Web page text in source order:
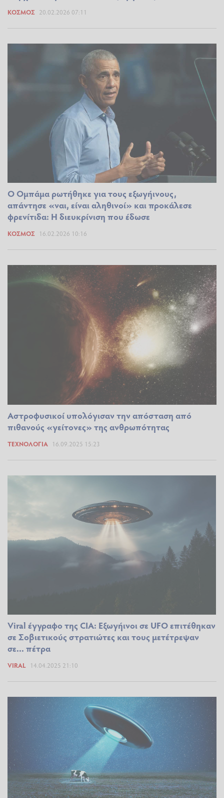
ΚΌΣΜΟΣ 20.02.2026 07:11
Ο Ομπάμα ρωτήθηκε για τους εξωγήινους,
απάντησε «ναι, είναι αληθινοί» και προκάλεσε
φρενίτιδα: Η διευκρίνιση που έδωσε
ΚΌΣΜΟΣ 16.02.2026 10:16
Αστροφυσικοί υπολόγισαν την απόσταση από
πιθανούς «γείτονες» της ανθρωπότητας
ΤΕΧΝΟΛΟΓΊΑ 16.09.2025 15:23
Viral έγγραφο της CIA: Εξωγήινοι σε UFO επιτέθηκαν
σε Σοβιετικούς στρατιώτες και τους μετέτρεψαν
σε... πέτρα
VIRAL 14.04.2025 21:10